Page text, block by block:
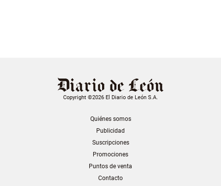
Copyright ©2026 El Diario de León S.A.
Quiénes somos
Publicidad
Suscripciones
Promociones
Puntos de venta
Contacto